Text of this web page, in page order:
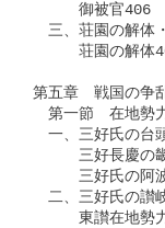
御被官406
三、荘園の解体
荘園の解体
第五章　戦国の争
第一節　在地勢
一、三好氏の台
三好長慶の畿
三好氏の阿波
二、三好氏の讃
東讃在地勢力